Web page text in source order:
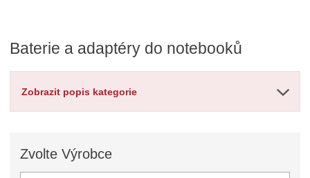
Baterie a adaptéry do notebooků
Zobrazit popis kategorie
ZvolteVýrobce